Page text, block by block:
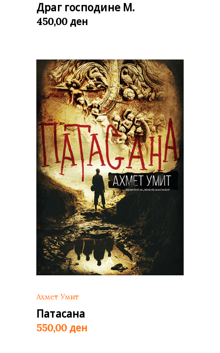
Драг господине М.
450,00 ден
Ахмет Умит
Патасана
550,00 ден